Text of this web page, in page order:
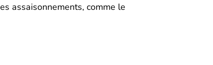
assaisonnements, comme le